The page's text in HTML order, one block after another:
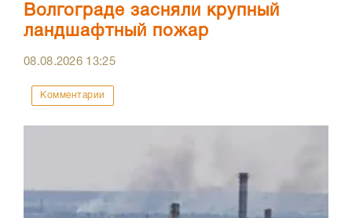
Волгограде засняли крупный
ландшафтный пожар
08.08.2026 13:25
Комментарии